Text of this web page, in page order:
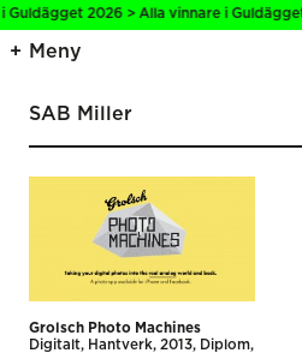
2026 > Alla vinnare i
Meny
SAB Miller
Grolsch Photo Machines
Digitalt
Hantverk 2013
Diplom